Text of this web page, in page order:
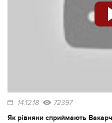
14.12.18 72397
Як рівняни сприймають